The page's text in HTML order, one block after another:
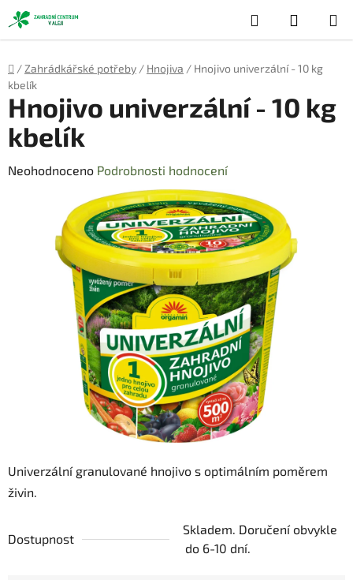
Přejít
na
obsah
Hledat
KOŠÍK
Domů
/ Zahrádkářské potřeby / Hnojiva / Hnojivo univerzální - 10 kg
kbelík
Univerzální granulované hnojivo s optimálním poměrem
živin.
Dostupnost
Skladem. Doručení obvykle
do 6-10 dní.
Hnojivo univerzální - 10 kg
kbelík
Průměrné
Neohodnoceno Podrobnosti hodnocení